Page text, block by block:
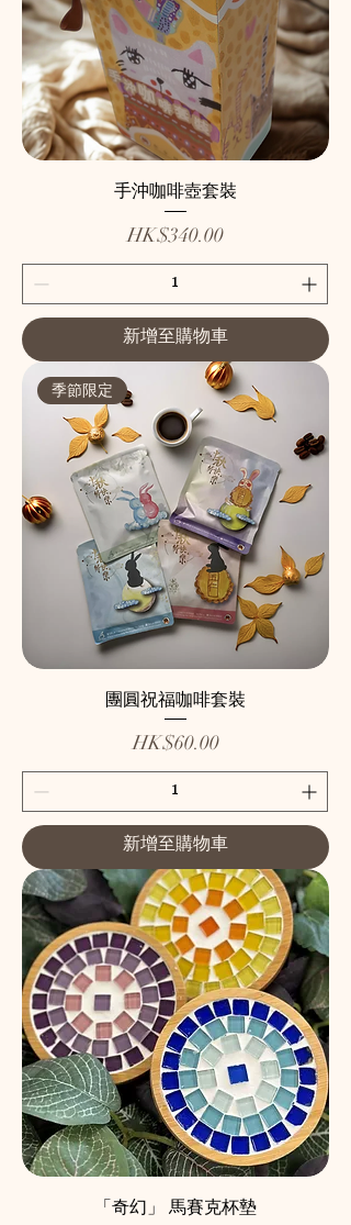
手沖咖啡壺套裝
價格
HK$340.00
新增至購物車
季節限定
團圓祝福咖啡套裝
價格
HK$60.00
新增至購物車
「奇幻」 馬賽克杯墊